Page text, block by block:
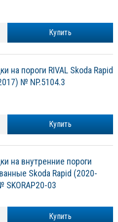
Купить
на пороги RIVAL Skoda Rapid
№ NP.5104.3
Купить
на внутренние пороги
Skoda Rapid (2020-
SKORAP20-03
Купить